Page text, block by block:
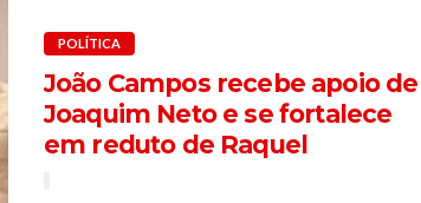
POLÍTICA
João Campos recebe apoio de
Joaquim Neto e se fortalece
em reduto de Raquel